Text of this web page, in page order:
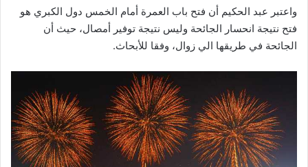
واعتبر عبد الحكيم أن فتح باب العمرة أمام الخمس دول الكبري هو
فتح نتيجة انحسار الجائحة وليس نتيجة توفير أمصال، حيث أن
الجائحة في طريقها الي زوال، وفقا للأبحاث.